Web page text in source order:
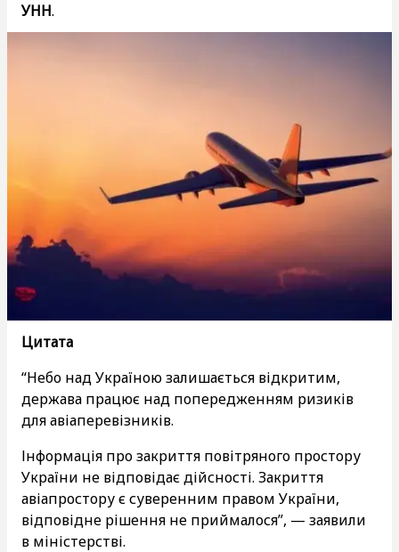
УНН.
Цитата
“Небо над Україною залишається відкритим,
держава працює над попередженням ризиків
для авіаперевізників.
Інформація про закриття повітряного простору
України не відповідає дійсності. Закриття
авіапростору є суверенним правом України,
відповідне рішення не приймалося”, — заявили
в міністерстві.